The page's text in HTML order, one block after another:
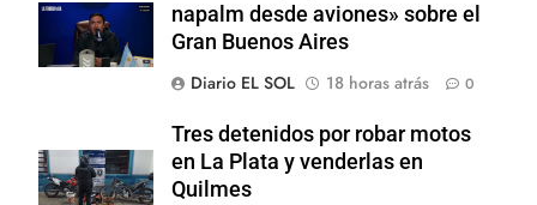
napalm desde aviones» sobre el
Gran Buenos Aires
Diario EL SOL
18 horas atrás 0
Tres detenidos por robar motos
en La Plata y venderlas en
Quilmes